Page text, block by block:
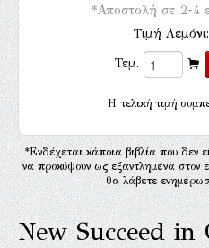
*Αποστολή σε 2-4
Τιμή Λεμόνι:
Τεμ.
H τελική τιμή
*Ενδέχεται κάποια βιβλία που δεν
να προκύψουν ως εξαντλημένα στον
θα λάβετε
New Succeed in